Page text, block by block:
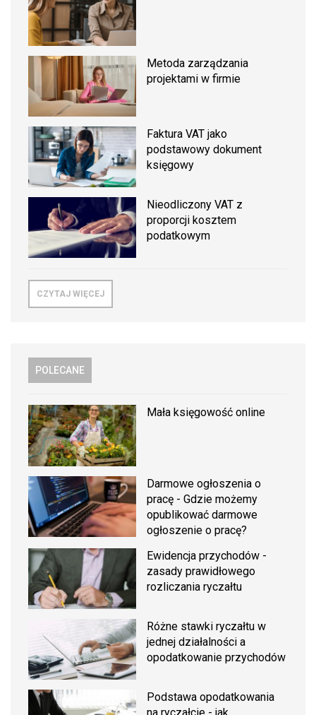
Metoda zarządzania
projektami w firmie
Faktura VAT jako
podstawowy dokument
księgowy
Nieodliczony VAT z
proporcji kosztem
podatkowym
CZYTAJ WIĘCEJ
POLECANE
Mała księgowość online
Darmowe ogłoszenia o
pracę - Gdzie możemy
opublikować darmowe
ogłoszenie o pracę?
Ewidencja przychodów -
zasady prawidłowego
rozliczania ryczałtu
Różne stawki ryczałtu w
jednej działalności a
opodatkowanie przychodów
Podstawa opodatkowania